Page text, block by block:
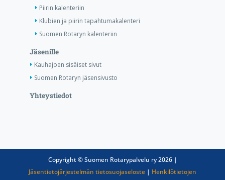
Piirin kalenteriin
Klubien ja piirin tapahtumakalenteri
Suomen Rotaryn kalenteriin
Jäsenille
Kauhajoen sisäiset sivut
Suomen Rotaryn jäsensivusto
Yhteystiedot
Copyright © Suomen Rotarypalvelu ry 2026 |
Jäsentietojärjestelmän tietosuojaseloste | Henkilötietojen